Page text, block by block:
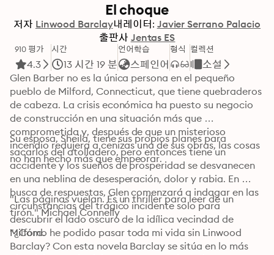
El choque
저자 Linwood Barclay내레이터: Javier Serrano Palacio
출판사 Jentas ES
910 평가
4.3
시간
13 시간 19 분
언어학습
스페인어
형식 컬렉션
소설
Glen Barber no es la única persona en el pequeño
pueblo de Milford, Connecticut, que tiene quebraderos
de cabeza. La crisis económica ha puesto su negocio
de construcción en una situación más que
comprometida y, después de que un misterioso
incendio redujera a cenizas una de sus obras, las cosas
no han hecho más que empeorar.
Su esposa, Sheila, tiene sus propios planes para
sacarlos del atolladero, pero entonces tiene un
accidente y los sueños de prosperidad se desvanecen
en una neblina de desesperación, dolor y rabia. En
busca de respuestas, Glen comenzará a indagar en las
circunstancias del trágico incidente solo para
descubrir el lado oscuro de la idílica vecindad de
Milford.
"Las páginas vuelan. Es un thriller para leer de un
tirón." Michael Connelly
"¿Cómo he podido pasar toda mi vida sin Linwood
Barclay? Con esta novela Barclay se sitúa en lo más